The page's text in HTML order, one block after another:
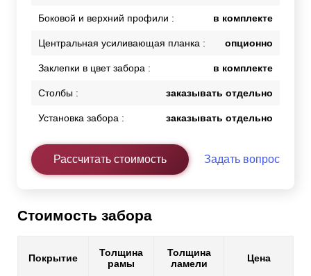
Боковой и верхний профили : в комплекте
Центральная усиливающая планка : опционно
Заклепки в цвет забора : в комплекте
Столбы : заказывать отдельно
Установка забора : заказывать отдельно
Рассчитать стоимость Задать вопрос
Стоимость забора
Покрытие
Толщина
рамы
Толщина
ламели
Цена